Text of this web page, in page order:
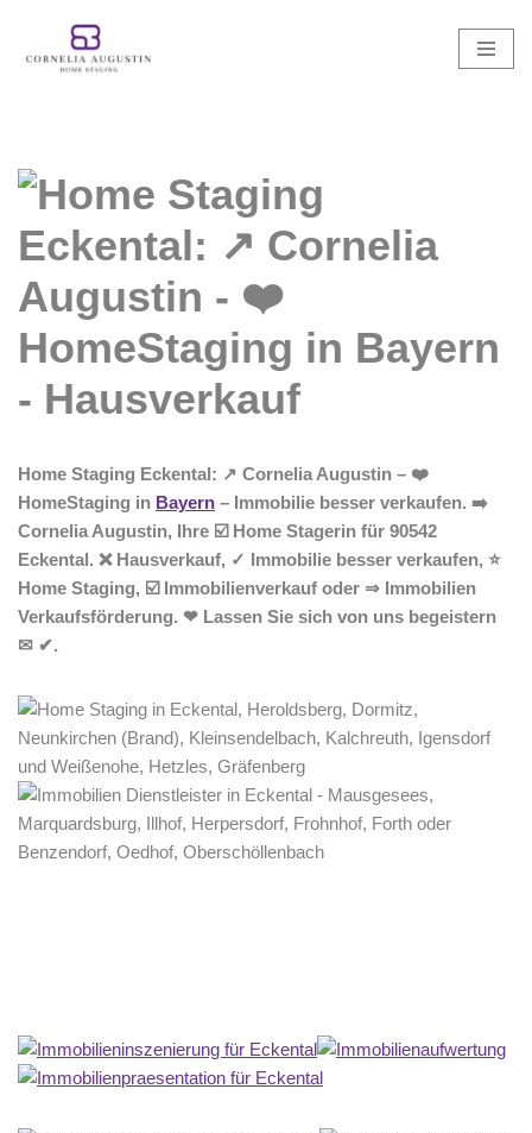
Zum
Home Staging Eckental: ↗️ Cornelia Augustin – ❤️
HomeStaging in Bayern – Immobilie besser verkaufen. ➡️
Cornelia Augustin, Ihre ☑️ Home Stagerin für 90542
Eckental. ❌ Hausverkauf, ✓ Immobilie besser verkaufen, ⭐
Home Staging, ☑️ Immobilienverkauf oder ⇒ Immobilien
Verkaufsförderung. ❤ Lassen Sie sich von uns begeistern
✉ ✔.